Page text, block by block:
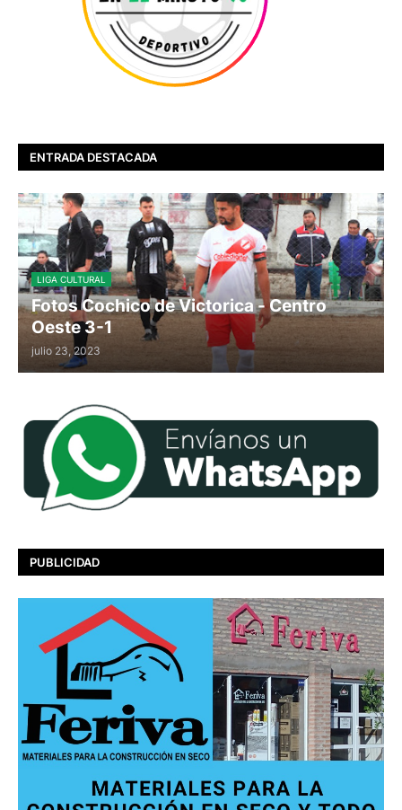
ENTRADA DESTACADA
LIGA CULTURAL
Fotos Cochico de Victorica - Centro
Oeste 3-1
julio 23, 2023
PUBLICIDAD